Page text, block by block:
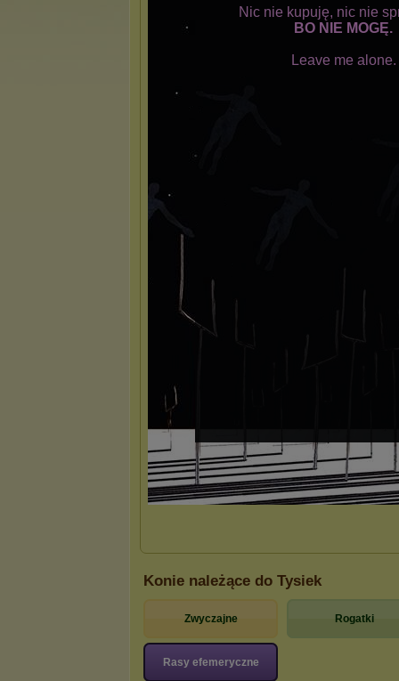
Konie należące do Tysiek
Zwyczajne Rogatki
Rasy efemeryczne